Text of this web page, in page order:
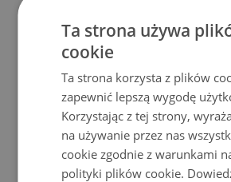
użytkowaniu wynikające z upływu czasu
podlegają reklamacjom.
Jak dbać o produkt?
Czyść wilgotną szmatką — nie używaj
chemicznych.
Ta strona używa
cookie
Ta strona korzysta z plików
zapewnić lepszą wygodę
Korzystając z tej strony,
na używanie przez nas
cookie zgodnie z warunkami
polityki plików cookie.